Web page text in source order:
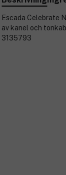
Escada Celebrate
av kanel och
3135793